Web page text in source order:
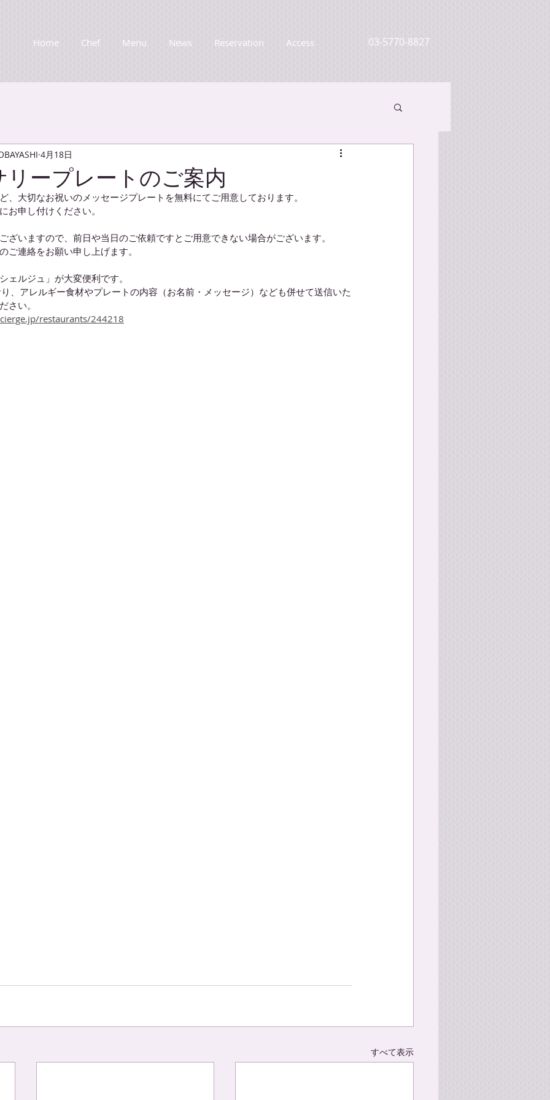
Home Chef Menu News Reservation Access 03-5770-8827
ープレートのご案内
4月18日
、大切なお祝いのメッセージプレートを無料にてご用意しております。
お申し付けください。
いますので、前日や当日のご依頼ですとご用意できない場合がございます。
ご連絡をお願い申し上げます。
ェルジュ」が大変便利です。
、アレルギー食材やプレートの内容（お名前・メッセージ）なども併せて送信いた
さい。
restaurants/244218
すべて表示